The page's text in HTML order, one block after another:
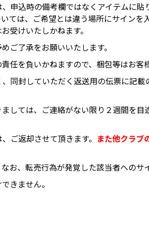
申込時の備考欄ではなくアイテムに
ては、ご希望とは違う場所にサイン
受けいたしかねます。
ご了承をお願いいたします。
任を負いかねますので、梱包等はお客
同封していただく返送用の伝票に記載
しては、ご連絡がない限り２週間を目
ご返却させて頂きます。 また他クラブ
お、転売行為が発覚した該当者へのサ
きません。